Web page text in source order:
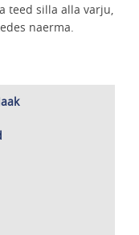
teed silla alla varju,
naerma.